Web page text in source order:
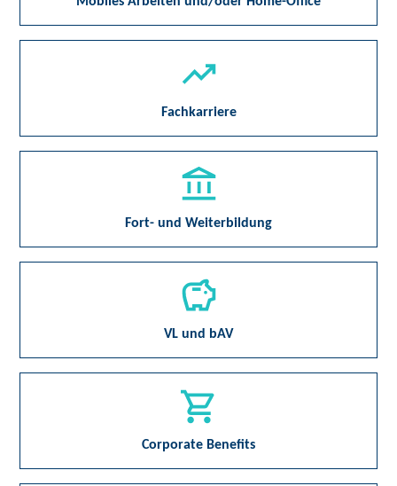
Fachkarriere
Fort- und Weiterbildung
VL und bAV
Corporate Benefits